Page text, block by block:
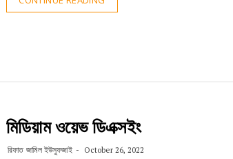
মিডিয়াম ওয়েভ ডিএক্সইং
রিফাত জামিল ইউসুফজাই October 26, 2022